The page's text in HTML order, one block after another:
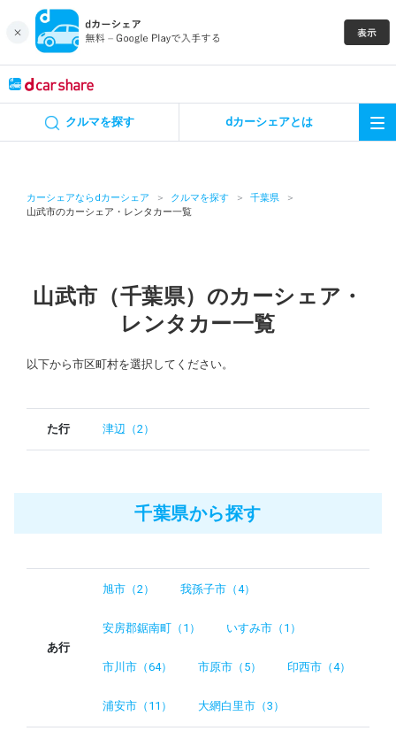
クルマを探す dカーシェアとは
カーシェアならdカーシェア クルマを探す
千葉県
山武市のカーシェア・レンタカー一覧
山武市（千葉県）のカーシェア・
レンタカー一覧
以下から市区町村を選択してください。
た行 津辺（2）
千葉県から探す
あ行
旭市（2） 我孫子市（4）
安房郡鋸南町（1） いすみ市（1）
市川市（64） 市原市（5） 印西市（4）
浦安市（11） 大網白里市（3）
カーシェア
特集
アプリの使い方